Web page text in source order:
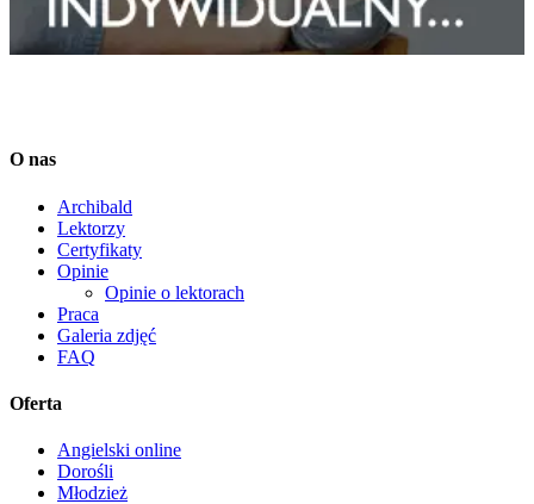
O nas
Archibald
Lektorzy
Certyfikaty
Opinie
Opinie o lektorach
Praca
Galeria zdjęć
FAQ
Oferta
Angielski online
Dorośli
Młodzież